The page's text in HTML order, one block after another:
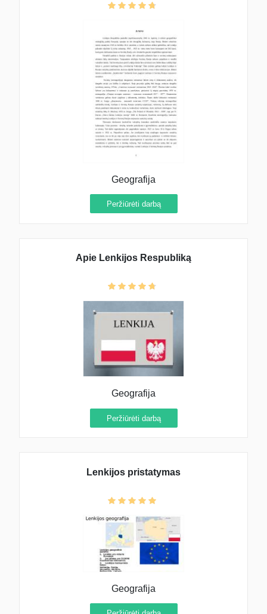
Geografija
Peržiūrėti darbą
Apie Lenkijos Respubliką
Geografija
Peržiūrėti darbą
Lenkijos pristatymas
Geografija